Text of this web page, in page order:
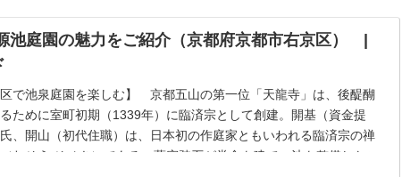
池庭園の魅力をご紹介（京都府京都市右京区） |
区で池泉庭園を楽しむ】 京都五山の第一位「天龍寺」は、後醍醐
ために室町初期（1339年）に臨済宗として創建。開基（資金提
、開山（初代住職）は、日本初の作庭家ともいわれる臨済宗の禅
むそう そせき）である。夢窓疎石が堂舎を建て、池を整備したこ